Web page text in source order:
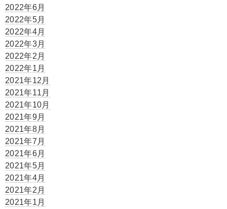
2022年6月
2022年5月
2022年4月
2022年3月
2022年2月
2022年1月
2021年12月
2021年11月
2021年10月
2021年9月
2021年8月
2021年7月
2021年6月
2021年5月
2021年4月
2021年2月
2021年1月